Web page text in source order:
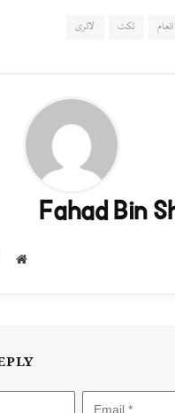
انعام ٹکٹ لاٹری
Fahad Bin